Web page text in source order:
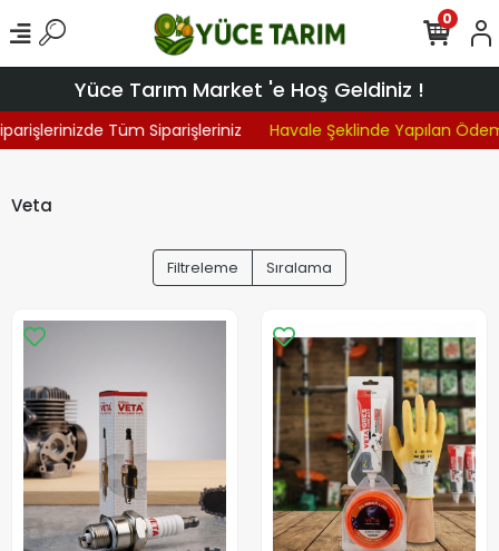
Yüce Tarım Market 'e Hoş Geldiniz !
Tüm Siparişleriniz Havale Şeklinde Yapılan
0
Veta
Filtreleme Sıralama